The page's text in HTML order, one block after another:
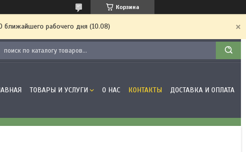
Корзина
ближайшего рабочего дня (10.08)
ТОВАРЫ И УСЛУГИ О НАС КОНТАКТЫ ДОСТАВКА И ОПЛАТА